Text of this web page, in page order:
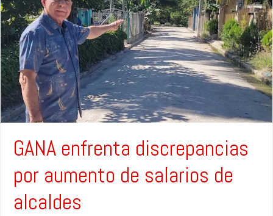
GANA enfrenta discrepancias
por aumento de salarios de
alcaldes